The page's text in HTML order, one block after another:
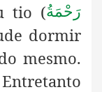
tio (رَحْمَةُ
dormir
mesmo.